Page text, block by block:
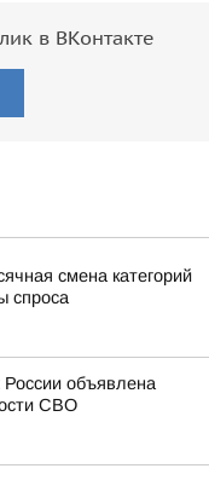
в ВКонтакте
смена категорий
спроса
России объявлена
СВО